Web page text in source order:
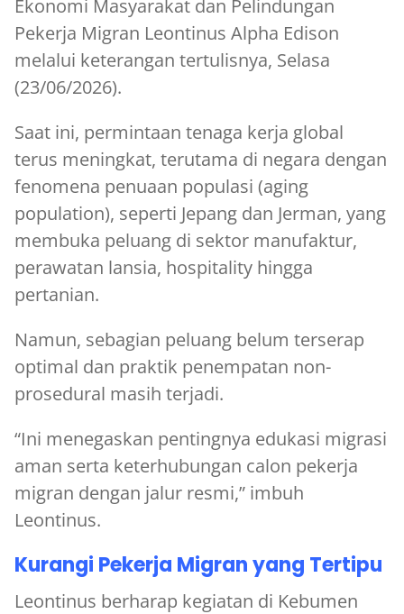
Ekonomi Masyarakat dan Pelindungan
Pekerja Migran Leontinus Alpha Edison
melalui keterangan tertulisnya, Selasa
(23/06/2026).
Saat ini, permintaan tenaga kerja global
terus meningkat, terutama di negara dengan
fenomena penuaan populasi (aging
population), seperti Jepang dan Jerman, yang
membuka peluang di sektor manufaktur,
perawatan lansia, hospitality hingga
pertanian.
Namun, sebagian peluang belum terserap
optimal dan praktik penempatan non-
prosedural masih terjadi.
“Ini menegaskan pentingnya edukasi migrasi
aman serta keterhubungan calon pekerja
migran dengan jalur resmi,” imbuh
Leontinus.
Kurangi Pekerja Migran yang Tertipu
Leontinus berharap kegiatan di Kebumen